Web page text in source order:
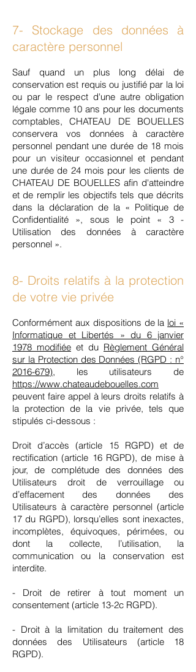
7- Stockage des données à
caractère personnel
Sauf quand un plus long délai de
conservation est requis ou justifié par la loi
ou par le respect d'une autre obligation
légale comme 10 ans pour les documents
comptables, CHATEAU DE BOUELLES
conservera vos données à caractère
personnel pendant une durée de 18 mois
pour un visiteur occasionnel et pendant
une durée de 24 mois pour les clients de
CHATEAU DE BOUELLES afin d'atteindre
et de remplir les objectifs tels que décrits
dans la déclaration de la « Politique de
Confidentialité », sous le point « 3 -
Utilisation des données à caractère
personnel ».
8- Droits relatifs à la protection
de votre vie privée
Conformément aux dispositions de la loi «
Informatique et Libertés » du 6 janvier
1978 modifiée et du Règlement Général
sur la Protection des Données (RGPD : n°
2016-679), les utilisateurs de
https://www.chateaudebouelles.com
peuvent faire appel à leurs droits relatifs à
la protection de la vie privée, tels que
stipulés ci-dessous :
Droit d’accès (article 15 RGPD) et de
rectification (article 16 RGPD), de mise à
jour, de complétude des données des
Utilisateurs droit de verrouillage ou
d’effacement des données des
Utilisateurs à caractère personnel (article
17 du RGPD), lorsqu’elles sont inexactes,
incomplètes, équivoques, périmées, ou
dont la collecte, l’utilisation, la
communication ou la conservation est
interdite.
- Droit de retirer à tout moment un
consentement (article 13-2c RGPD).
- Droit à la limitation du traitement des
données des Utilisateurs (article 18
RGPD).